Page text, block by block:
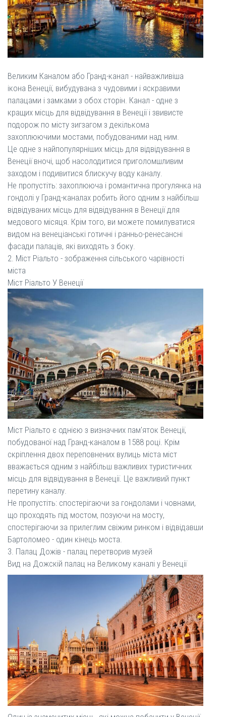
Великим Каналом або Гранд-канал - найважливіша
ікона Венеції, вибудувана з чудовими і яскравими
палацами і замками з обох сторін. Канал - одне з
кращих місць для відвідування в Венеції і звивисте
подорож по місту зигзагом з декількома
захоплюючими мостами, побудованими над ним.
Це одне з найпопулярніших місць для відвідування в
Венеції вночі, щоб насолодитися приголомшливим
заходом і подивитися блискучу воду каналу.
Не пропустіть: захоплююча і романтична прогулянка на
гондолі у Гранд-каналах робить його одним з найбільш
відвідуваних місць для відвідування в Венеції для
медового місяця. Крім того, ви можете помилуватися
видом на венеціанські готичні і ранньо-ренесансні
фасади палаців, які виходять з боку.
2. Міст Ріальто - зображення сільського чарівності
міста
Міст Ріальто У Венеції
Міст Ріальто є однією з визначних пам'яток Венеції,
побудованої над Гранд-каналом в 1588 році. Крім
скріплення двох переповнених вулиць міста міст
вважається одним з найбільш важливих туристичних
місць для відвідування в Венеції. Це важливий пункт
перетину каналу.
Не пропустіть: спостерігаючи за гондолами і човнами,
що проходять під мостом, позуючи на мосту,
спостерігаючи за прилеглим свіжим ринком і відвідавши
Бартоломео - один кінець моста.
3. Палац Дожів - палац перетворив музей
Вид на Дожскій палац на Великому каналі у Венеції